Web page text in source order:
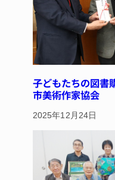
子どもたちの図
市美術作家協会
2025年12月24日